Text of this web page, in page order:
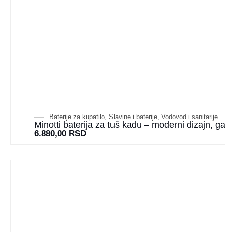
Baterije za kupatilo, Slavine i baterije, Vodovod i sanitarije
Minotti baterija za tuš kadu – moderni dizajn,
6.880,00 RSD